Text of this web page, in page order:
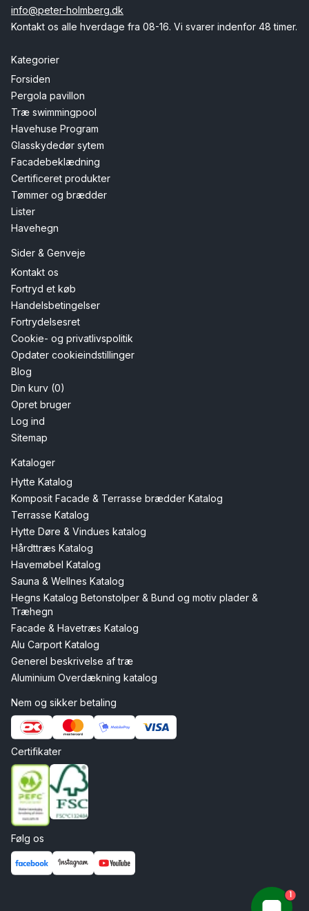
info@peter-holmberg.dk
Kontakt os alle hverdage fra 08-16. Vi svarer indenfor 48 timer.
Kategorier
Forsiden
Pergola pavillon
Træ swimmingpool
Havehuse Program
Glasskydedør sytem
Facadebeklædning
Certificeret produkter
Tømmer og brædder
Lister
Havehegn
Sider & Genveje
Kontakt os
Fortryd et køb
Handelsbetingelser
Fortrydelsesret
Cookie- og privatlivspolitik
Opdater cookieindstillinger
Blog
Din kurv (0)
Opret bruger
Log ind
Sitemap
Kataloger
Hytte Katalog
Komposit Facade & Terrasse brædder Katalog
Terrasse Katalog
Hytte Døre & Vindues katalog
Hårdttræs Katalog
Havemøbel Katalog
Sauna & Wellnes Katalog
Hegns Katalog Betonstolper & Bund og motiv plader &
Træhegn
Facade & Havetræs Katalog
Alu Carport Katalog
Generel beskrivelse af træ
Aluminium Overdækning katalog
Nem og sikker betaling
Certifikater
Følg os
1